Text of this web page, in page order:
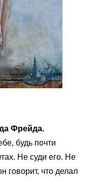
Фрейда.
будь почти
Не суди его. Не
говорит, что делал